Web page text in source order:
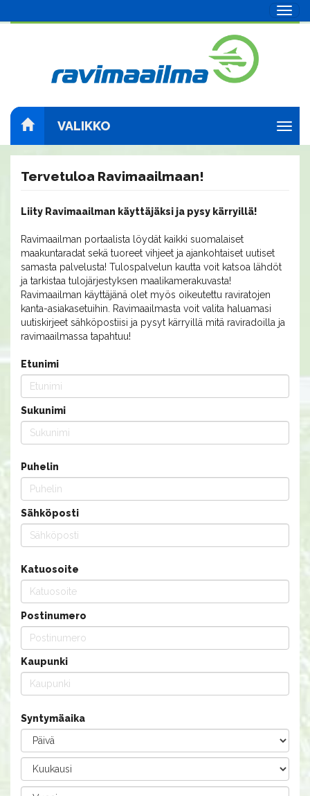
VALIKKO
Tervetuloa Ravimaailmaan!
Liity Ravimaailman käyttäjäksi ja pysy kärryillä!
Ravimaailman portaalista löydät kaikki suomalaiset
maakuntaradat sekä tuoreet vihjeet ja ajankohtaiset uutiset
samasta palvelusta! Tulospalvelun kautta voit katsoa lähdöt
ja tarkistaa tulojärjestyksen maalikamerakuvasta!
Ravimaailman käyttäjänä olet myös oikeutettu raviratojen
kanta-asiakasetuihin. Ravimaailmasta voit valita haluamasi
uutiskirjeet sähköpostiisi ja pysyt kärryillä mitä raviradoilla ja
ravimaailmassa tapahtuu!
Etunimi
Sukunimi
Puhelin
Sähköposti
Katuosoite
Postinumero
Kaupunki
Syntymäaika